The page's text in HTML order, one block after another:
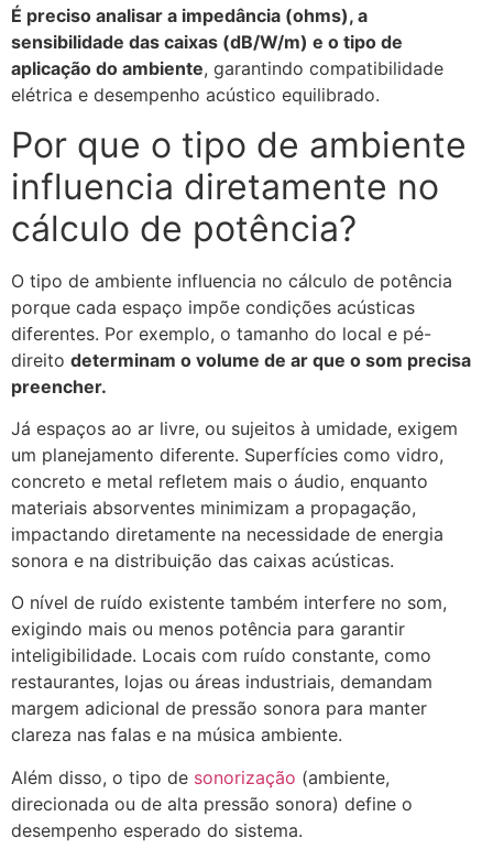
É preciso analisar a impedância (ohms), a
sensibilidade das caixas (dB/W/m) e o tipo de
aplicação do ambiente, garantindo compatibilidade
elétrica e desempenho acústico equilibrado.
Por que o tipo de ambiente
influencia diretamente no
cálculo de potência?
O tipo de ambiente influencia no cálculo de potência
porque cada espaço impõe condições acústicas
diferentes. Por exemplo, o tamanho do local e pé-
direito determinam o volume de ar que o som precisa
preencher.
Já espaços ao ar livre, ou sujeitos à umidade, exigem
um planejamento diferente. Superfícies como vidro,
concreto e metal refletem mais o áudio, enquanto
materiais absorventes minimizam a propagação,
impactando diretamente na necessidade de energia
sonora e na distribuição das caixas acústicas.
O nível de ruído existente também interfere no som,
exigindo mais ou menos potência para garantir
inteligibilidade. Locais com ruído constante, como
restaurantes, lojas ou áreas industriais, demandam
margem adicional de pressão sonora para manter
clareza nas falas e na música ambiente.
Além disso, o tipo de sonorização (ambiente,
direcionada ou de alta pressão sonora) define o
desempenho esperado do sistema.